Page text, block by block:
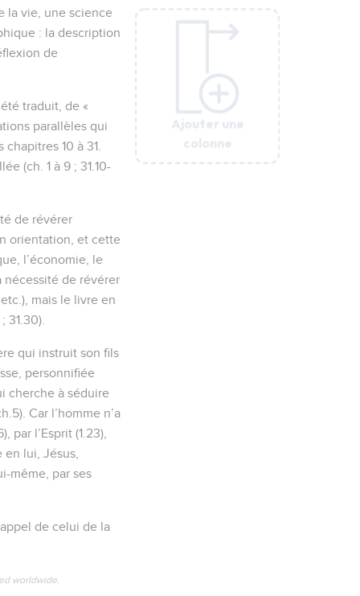
Ajouter une
colonne
Ajouter une
colonne
Ajouter une
colonne
la vie, une science
: la description
de
traduit, de «
parallèles qui
10 à 31.
(ch. 1 à 9 ; 31.10-
de révérer
orientation, et cette
l’économie, le
nécessité de révérer
mais le livre en
31.30).
qui instruit son fils
personnifiée
cherche à séduire
Car l’homme n’a
l’Esprit (1.23),
en lui, Jésus,
même, par ses
de celui de la
worldwide.
Ajouter une
colonne
Ajouter une
colonne
Ajouter une
colonne